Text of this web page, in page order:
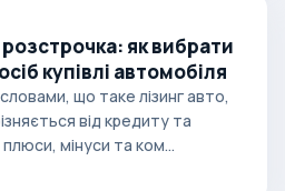
як вибрати
купівлі автомобіля
що таке лізинг авто,
від кредиту та
мінуси та ком...